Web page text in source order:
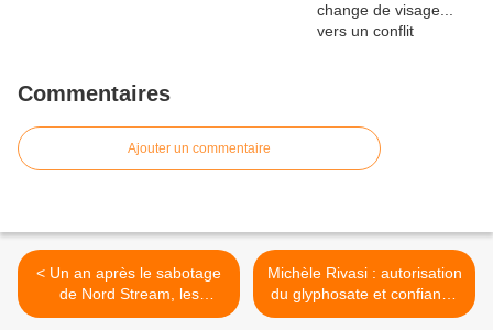
Commentaires
Ajouter un commentaire
< Un an après le sabotage
de Nord Stream, les
enquêtes européennes ne
Michèle Rivasi : autorisation
du glyphosate et confiance
des européens dans l'UE >